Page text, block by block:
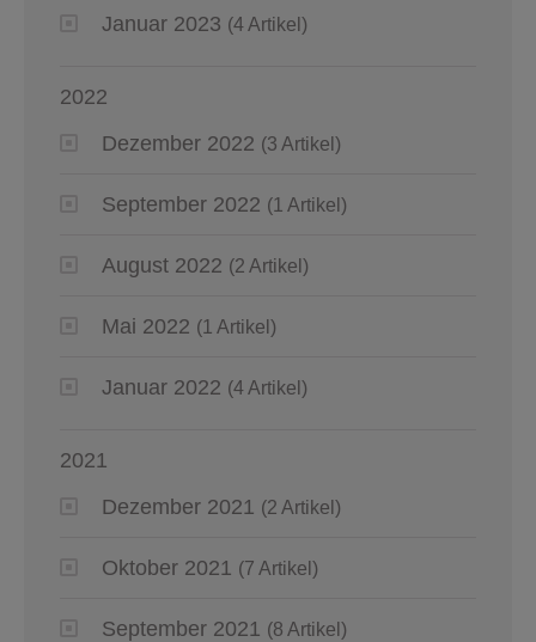
Januar 2023 (4 Artikel)
2022
Dezember 2022 (3 Artikel)
September 2022 (1 Artikel)
August 2022 (2 Artikel)
Mai 2022 (1 Artikel)
Januar 2022 (4 Artikel)
2021
Dezember 2021 (2 Artikel)
Oktober 2021 (7 Artikel)
September 2021 (8 Artikel)